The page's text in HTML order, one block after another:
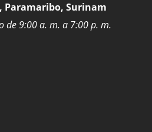
Paramaribo, Surinam
de 9:00 a. m. a 7:00 p. m.